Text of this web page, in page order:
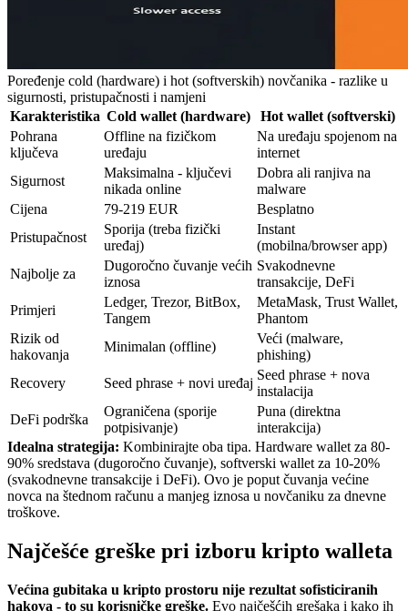
Poređenje cold (hardware) i hot (softverskih) novčanika - razlike u
sigurnosti, pristupačnosti i namjeni
Karakteristika Cold wallet (hardware)
Hot wallet (softverski)
Pohrana
ključeva
Offline na fizičkom
uređaju
Na uređaju spojenom na
internet
Sigurnost
Maksimalna - ključevi
nikada online
Dobra ali ranjiva na
malware
Cijena
79-219 EUR
Besplatno
Pristupačnost
Sporija (treba fizički
uređaj)
Instant
(mobilna/browser app)
Najbolje za
Dugoročno čuvanje većih
iznosa
Svakodnevne
transakcije, DeFi
Primjeri
Ledger, Trezor, BitBox,
Tangem
MetaMask, Trust Wallet,
Phantom
Rizik od
hakovanja
Minimalan (offline)
Veći (malware,
phishing)
Recovery
Seed phrase + novi uređaj
Seed phrase + nova
instalacija
DeFi podrška
Ograničena (sporije
potpisivanje)
Puna (direktna
interakcija)
Idealna strategija: Kombinirajte oba tipa. Hardware wallet za 80-
90% sredstava (dugoročno čuvanje), softverski wallet za 10-20%
(svakodnevne transakcije i DeFi). Ovo je poput čuvanja većine
novca na štednom računu a manjeg iznosa u novčaniku za dnevne
troškove.
Najčešće greške pri izboru kripto walleta
Većina gubitaka u kripto prostoru nije rezultat sofisticiranih
hakova - to su korisničke greške. Evo najčešćih grešaka i kako ih